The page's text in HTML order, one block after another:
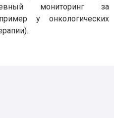
мониторинг за
у онкологических